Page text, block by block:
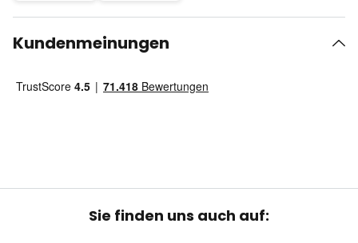
Kundenmeinungen
Sie finden uns auch auf: